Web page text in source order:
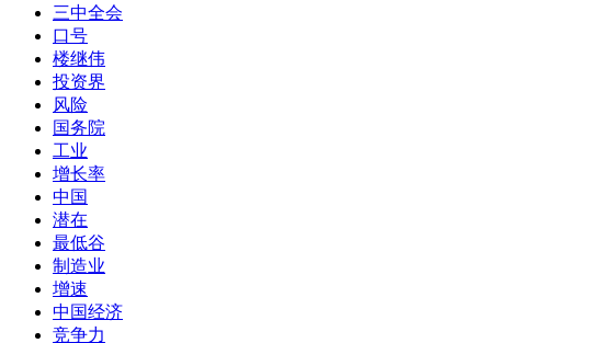
三中全会
口号
楼继伟
投资界
风险
国务院
工业
增长率
中国
潜在
最低谷
制造业
增速
中国经济
竞争力